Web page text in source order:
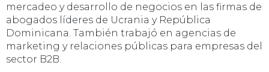
mercadeo y desarrollo de negocios en las firmas de
abogados líderes de Ucrania y República
Dominicana. También trabajó en agencias de
marketing y relaciones públicas para empresas del
sector B2B.